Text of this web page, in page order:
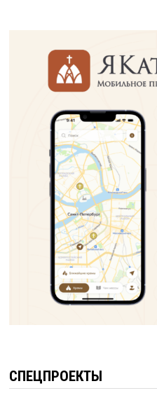
СПЕЦПРОЕКТЫ